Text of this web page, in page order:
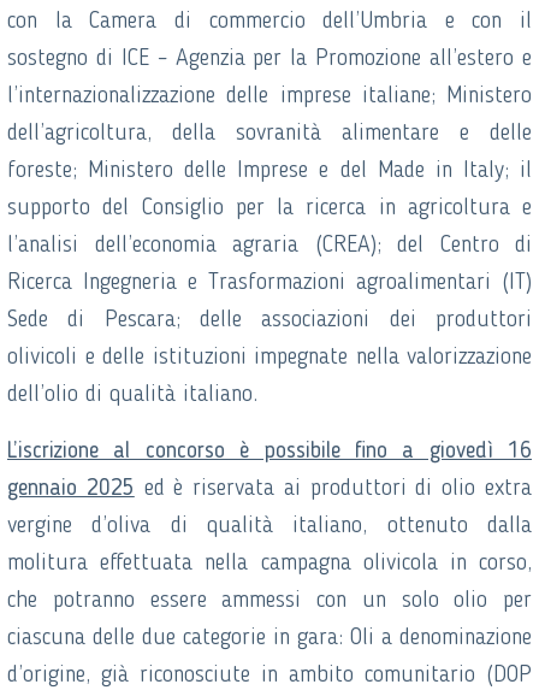
con la Camera di commercio dell’Umbria e con il
sostegno di ICE – Agenzia per la Promozione all’estero e
l’internazionalizzazione delle imprese italiane; Ministero
dell’agricoltura, della sovranità alimentare e delle
foreste; Ministero delle Imprese e del Made in Italy; il
supporto del Consiglio per la ricerca in agricoltura e
l’analisi dell’economia agraria (CREA); del Centro di
Ricerca Ingegneria e Trasformazioni agroalimentari (IT)
Sede di Pescara; delle associazioni dei produttori
olivicoli e delle istituzioni impegnate nella valorizzazione
dell’olio di qualità italiano.
L’iscrizione al concorso è possibile fino a giovedì 16
gennaio 2025 ed è riservata ai produttori di olio extra
vergine d’oliva di qualità italiano, ottenuto dalla
molitura effettuata nella campagna olivicola in corso,
che potranno essere ammessi con un solo olio per
ciascuna delle due categorie in gara: Oli a denominazione
d’origine, già riconosciute in ambito comunitario (DOP